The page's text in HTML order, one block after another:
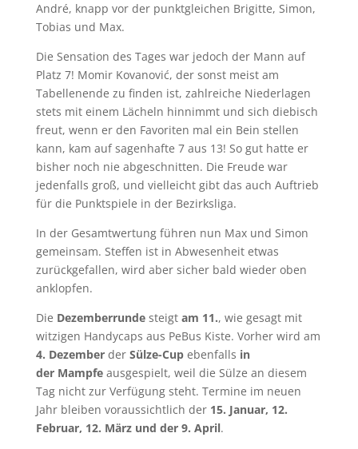
André, knapp vor der punktgleichen Brigitte, Simon,
Tobias und Max.
Die Sensation des Tages war jedoch der Mann auf
Platz 7! Momir Kovanović, der sonst meist am
Tabellenende zu finden ist, zahlreiche Niederlagen
stets mit einem Lächeln hinnimmt und sich diebisch
freut, wenn er den Favoriten mal ein Bein stellen
kann, kam auf sagenhafte 7 aus 13! So gut hatte er
bisher noch nie abgeschnitten. Die Freude war
jedenfalls groß, und vielleicht gibt das auch Auftrieb
für die Punktspiele in der Bezirksliga.
In der Gesamtwertung führen nun Max und Simon
gemeinsam. Steffen ist in Abwesenheit etwas
zurückgefallen, wird aber sicher bald wieder oben
anklopfen.
Die Dezemberrundesteigt am 11., wie gesagt mit
witzigen Handycaps aus PeBus Kiste. Vorher wird am
4. Dezemberder Sülze-Cupebenfalls in
der Mampfeausgespielt, weil die Sülze an diesem
Tag nicht zur Verfügung steht. Termine im neuen
Jahr bleiben voraussichtlich der 15. Januar, 12.
Februar, 12. März und der 9. April.